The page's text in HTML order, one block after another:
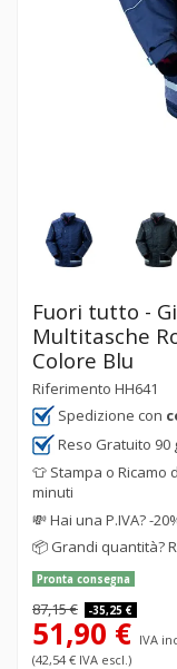
Fuori tutto -
Multitasche
Colore Blu
Riferimento HH641
Spedizione con
Reso Gratuito 90
👕 Stampa o Ricamo
minuti
💸Hai una P.IVA? -
📦 Grandi quantità?
Pronta consegna
87,15 € -35,25 €
51,90 € IVA
(42,54 € IVA escl.)